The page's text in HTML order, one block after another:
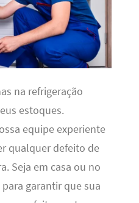
na refrigeração
estoques.
equipe experiente
qualquer defeito de
Seja em casa ou no
garantir que sua